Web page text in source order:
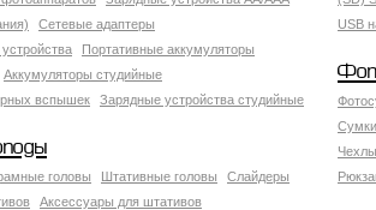
Сетевые адаптеры
Портативные аккумуляторы
Аккумуляторы студийные
вспышек
Зарядные устройства студийные
USB
головы Штативные головы
Слайдеры
Аксессуары для штативов